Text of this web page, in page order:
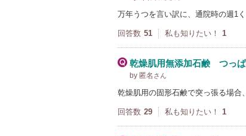
万年うつを言い訳に、通院時の週1
回答数 51 私も知りたい！ 1
乾燥肌用無添加石鹸 つっ
by 匿名 さん
乾燥肌用の固形石鹸で突っ張る場合
回答数 29 私も知りたい！ 1